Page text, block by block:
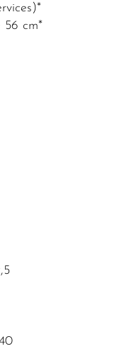
56 cm*